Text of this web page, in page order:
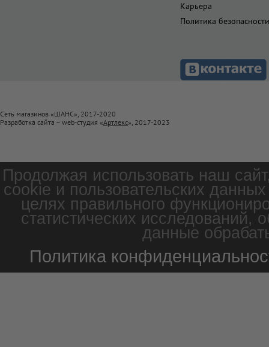
Карьера
Политика безопасности
Сеть магазинов «ШАНС», 2017-2020
Разработка сайта – web-студия «Артлекс», 2017-2023
Продолжая использовать наш
cookie и пользовательских
целях правильного
статистических
данные
Политика